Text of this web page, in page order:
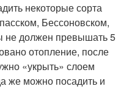
некоторые сорта
Бессоновском,
не должен превышать 5
отопление, после
«укрыть» слоем
же можно посадить и